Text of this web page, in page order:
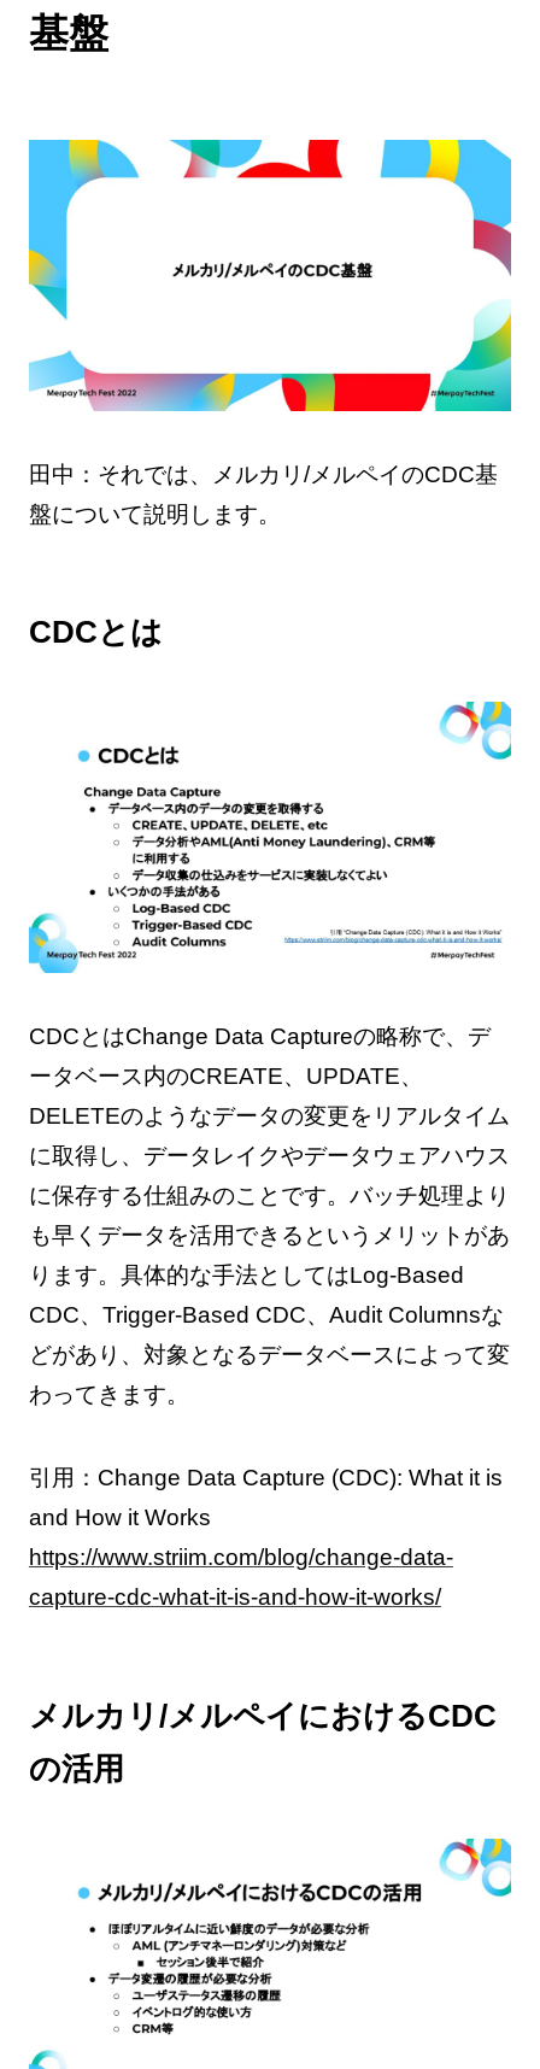
基盤
田中：それでは、メルカリ/メルペイのCDC基
盤について説明します。
CDCとは
CDCとはChange Data Captureの略称で、デ
ータベース内のCREATE、UPDATE、
DELETEのようなデータの変更をリアルタイム
に取得し、データレイクやデータウェアハウス
に保存する仕組みのことです。バッチ処理より
も早くデータを活用できるというメリットがあ
ります。具体的な手法としてはLog-Based
CDC、Trigger-Based CDC、Audit Columnsな
どがあり、対象となるデータベースによって変
わってきます。
引用：Change Data Capture (CDC): What it is
and How it Works
https://www.striim.com/blog/change-data-
capture-cdc-what-it-is-and-how-it-works/
メルカリ/メルペイにおけるCDC
の活用